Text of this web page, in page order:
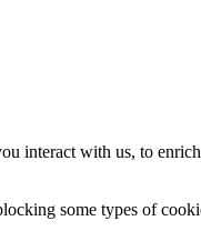
interact with us, to
some types of